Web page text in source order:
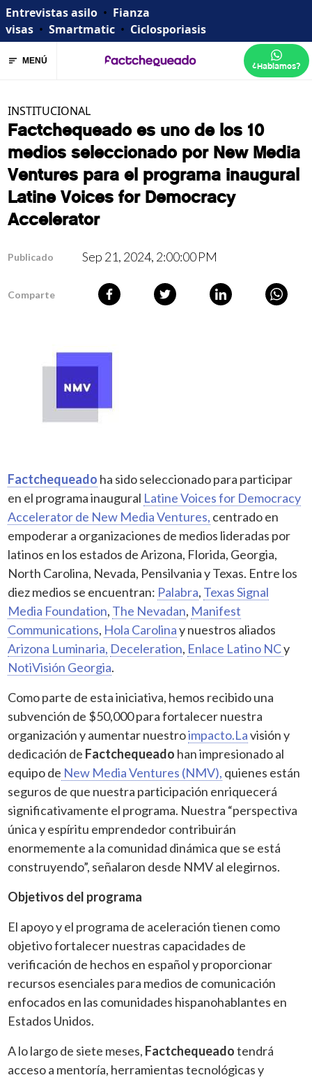
Entrevistas asilo • Fianza
visas • Smartmatic • Ciclosporiasis
MENÚ ¿Hablamos?
INSTITUCIONAL
Factchequeado es uno de los 10
medios seleccionado por New Media
Ventures para el programa inaugural
Latine Voices for Democracy
Accelerator
Publicado Sep 21, 2024, 2:00:00 PM
Comparte
Factchequeado ha sido seleccionado para participar
en el programa inaugural Latine Voices for Democracy
Accelerator de New Media Ventures, centrado en
empoderar a organizaciones de medios lideradas por
latinos en los estados de Arizona, Florida, Georgia,
North Carolina, Nevada, Pensilvania y Texas. Entre los
diez medios se encuentran: Palabra, Texas Signal
Media Foundation, The Nevadan, Manifest
Communications, Hola Carolinay nuestros aliados
Arizona Luminaria, Deceleration, Enlace Latino NCy
NotiVisión Georgia.
Como parte de esta iniciativa, hemos recibido una
subvención de $50,000 para fortalecer nuestra
organización y aumentar nuestroimpacto.Lavisión y
dedicación de Factchequeado han impresionado al
equipo de New Media Ventures (NMV), quienes están
seguros de que nuestra participación enriquecerá
significativamente el programa. Nuestra “perspectiva
única y espíritu emprendedor contribuirán
enormemente a la comunidad dinámica que se está
construyendo”, señalaron desde NMV al elegirnos.
Objetivos del programa
El apoyo y el programa de aceleración tienen como
objetivo fortalecer nuestras capacidades de
verificación de hechos en español y proporcionar
recursos esenciales para medios de comunicación
enfocados en las comunidades hispanohablantes en
Estados Unidos.
A lo largo de siete meses, Factchequeadotendrá
acceso a mentoría, herramientas tecnológicas y